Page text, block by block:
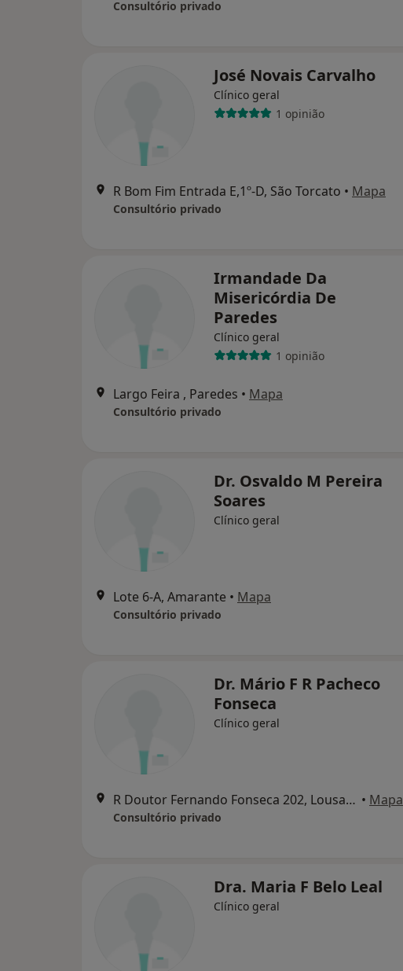
Consultório privado
José Novais Carvalho
Clínico geral
1 opinião
R Bom Fim Entrada E,1º-D, São Torcato • Mapa
Consultório privado
Irmandade Da
Misericórdia De
Paredes
Clínico geral
1 opinião
Largo Feira , Paredes • Mapa
Consultório privado
Dr. Osvaldo M Pereira
Soares
Clínico geral
Lote 6-A, Amarante • Mapa
Consultório privado
Dr. Mário F R Pacheco
Fonseca
Clínico geral
R Doutor Fernando Fonseca 202, Lousada • Mapa
Consultório privado
Dra. Maria F Belo Leal
Clínico geral